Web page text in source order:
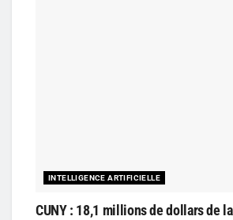
INTELLIGENCE ARTIFICIELLE
CUNY : 18,1 millions de dollars de